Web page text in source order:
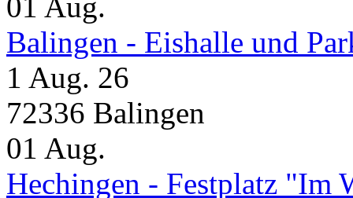
Balingen - Eishalle und
1 Aug. 26
72336 Balingen
01 Aug.
Hechingen - Festplatz "Im